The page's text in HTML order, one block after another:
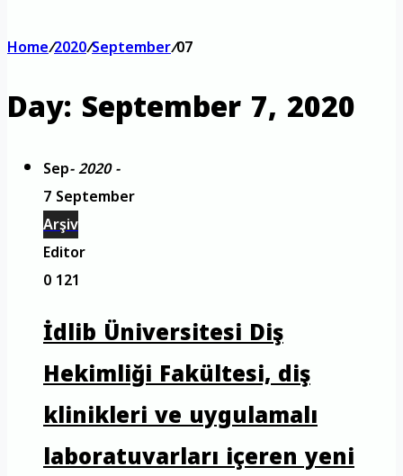
Home/2020/September/07
Day: September 7, 2020
Sep- 2020 -
7 September
Arşiv
Editor
0121
İdlib Üniversitesi Diş
Hekimliği Fakültesi, diş
klinikleri ve uygulamalı
laboratuvarları içeren yeni